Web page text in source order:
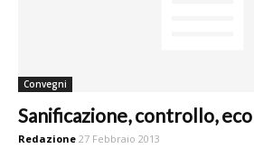
Convegni
Sanificazione, controllo,
Redazione 27 Febbraio 2013